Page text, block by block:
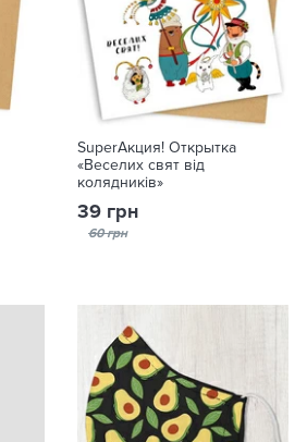
SuperАкция! Открытка
«Веселих свят від
колядників»
39 грн
60 грн